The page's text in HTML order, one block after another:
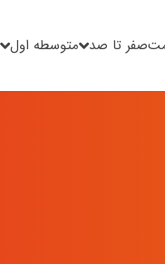
صفر تا صد متوسطه اول